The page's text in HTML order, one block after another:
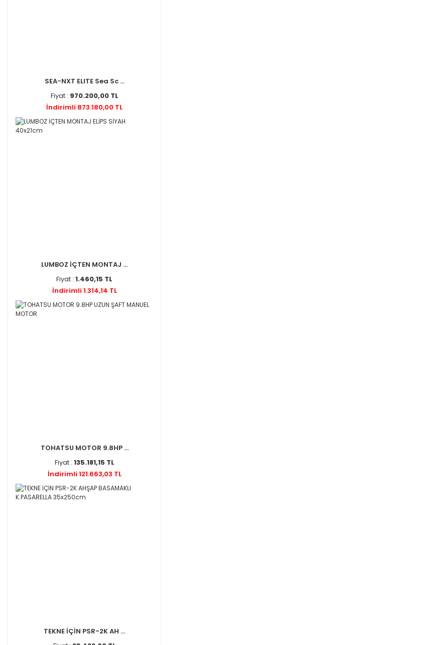
SEA-NXT ELITE Sea Sc ...
Fiyat : 970.200,00 TL
İndirimli 873.180,00 TL
LUMBOZ İÇTEN MONTAJ ...
Fiyat : 1.460,15 TL
İndirimli 1.314,14 TL
TOHATSU MOTOR 9.8HP ...
Fiyat : 135.181,15 TL
İndirimli 121.663,03 TL
TEKNE İÇİN PSR-2K AH ...